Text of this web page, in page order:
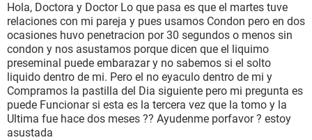
SEXUALIDAD
GLOSARIO
Hola, Doctora y Doctor Lo que pasa es que el martes tuve
relaciones con mi pareja y pues usamos Condon pero en dos
ocasiones huvo penetracion por 30 segundos o menos sin
condon y nos asustamos porque dicen que el liquimo
preseminal puede embarazar y no sabemos si el solto
liquido dentro de mi. Pero el no eyaculo dentro de mi y
Compramos la pastilla del Dia siguiente pero mi pregunta es
puede Funcionar si esta es la tercera vez que la tomo y la
Ultima fue hace dos meses ?? Ayudenme porfavor ? estoy
asustada